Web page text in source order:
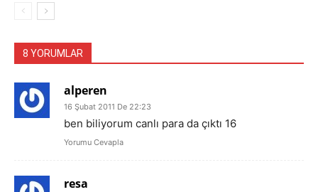
8 YORUMLAR
alperen
16 Şubat 2011 De 22:23
ben biliyorum canlı para da çıktı 16
Yorumu Cevapla
resa